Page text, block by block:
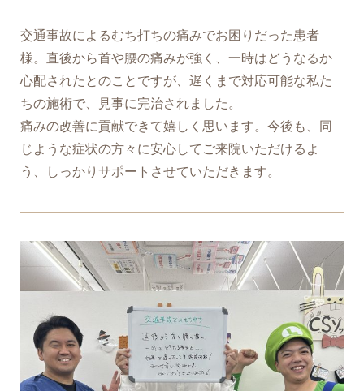
交通事故によるむち打ちの痛みでお困りだった患者
様。直後から首や腰の痛みが強く、一時はどうなるか
心配されたとのことですが、遅くまで対応可能な私た
ちの施術で、見事に完治されました。
痛みの改善に貢献できて嬉しく思います。今後も、同
じような症状の方々に安心してご来院いただけるよ
う、しっかりサポートさせていただきます。